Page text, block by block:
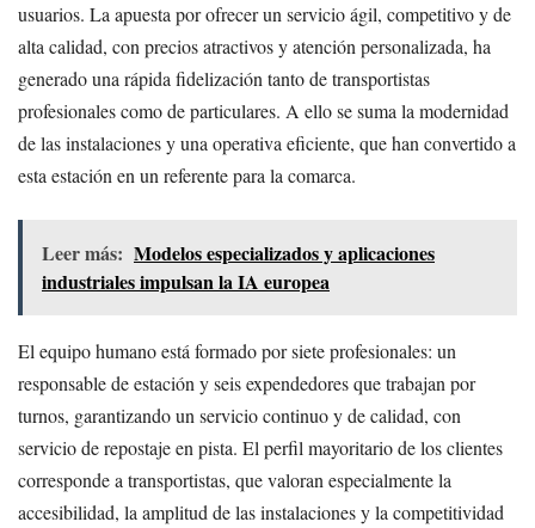
usuarios. La apuesta por ofrecer un servicio ágil, competitivo y de
alta calidad, con precios atractivos y atención personalizada, ha
generado una rápida fidelización tanto de transportistas
profesionales como de particulares. A ello se suma la modernidad
de las instalaciones y una operativa eficiente, que han convertido a
esta estación en un referente para la comarca.
Leer más: Modelos especializados y aplicaciones
industriales impulsan la IA europea
El equipo humano está formado por siete profesionales: un
responsable de estación y seis expendedores que trabajan por
turnos, garantizando un servicio continuo y de calidad, con
servicio de repostaje en pista. El perfil mayoritario de los clientes
corresponde a transportistas, que valoran especialmente la
accesibilidad, la amplitud de las instalaciones y la competitividad